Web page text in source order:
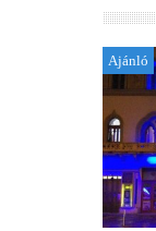
Ajánló